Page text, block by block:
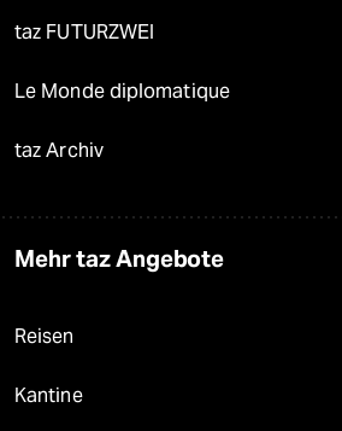
taz FUTURZWEI
Le Monde diplomatique
taz Archiv
Mehr taz Angebote
Reisen
Kantine